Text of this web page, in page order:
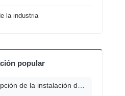
la industria
popular
de la instalación de